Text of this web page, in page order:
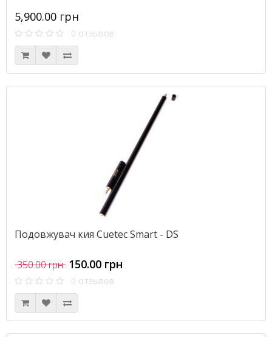
5,900.00 грн
0 отзывов
Подовжувач кия Cuetec Smart - DS
350.00 грн 150.00 грн
0 отзывов